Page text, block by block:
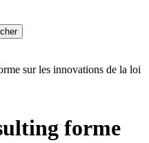
sur les innovations de la loi
forme